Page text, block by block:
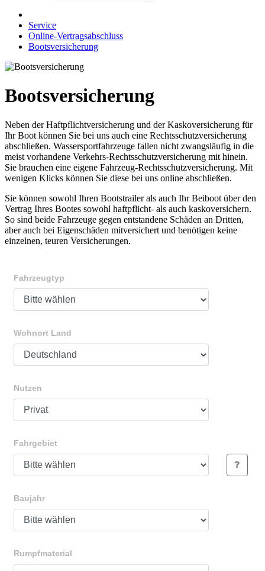
Service
Online-Vertragsabschluss
Bootsversicherung
Bootsversicherung
Neben der Haftpflichtversicherung und der Kaskoversicherung für
Ihr Boot können Sie bei uns auch eine Rechtsschutzversicherung
abschließen. Wassersportfahrzeuge fallen nicht zwangsläufig in die
meist vorhandene Verkehrs-Rechtsschutzversicherung mit hinein.
Sie brauchen eine eigene Fahrzeug-Rechtsschutzversicherung. Mit
wenigen Klicks können Sie diese bei uns online abschließen.
Sie können sowohl Ihren Bootstrailer als auch Ihr Beiboot über den
Vertrag Ihres Bootes sowohl haftpflicht- als auch kaskoversichern.
So sind beide Fahrzeuge gegen entstandene Schäden an Dritten,
aber auch bei Eigenschäden mitversichert und benötigen keine
einzelnen, teuren Versicherungen.
Fahrzeugtyp
Wohnort Land
Nutzen
Fahrgebiet
Baujahr
Rumpfmaterial